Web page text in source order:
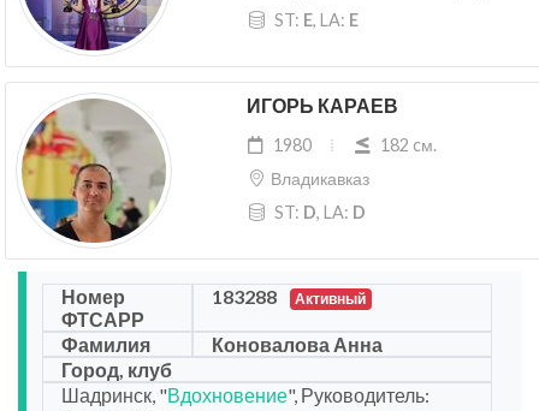
ST: E, LA: E
ИГОРЬ КАРАЕВ
1980
182 cм.
Владикавказ
ST: D, LA: D
Номер
ФТСАРР
183288 Активный
Фамилия
Коновалова Анна
Город, клуб
Шадринск, "Вдохновение", Руководитель: